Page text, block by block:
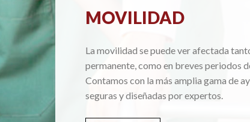
MOVILIDAD
La movilidad se puede ver afectada
permanente, como en breves periodos
Contamos con la más amplia gama de
seguras y diseñadas por expertos.